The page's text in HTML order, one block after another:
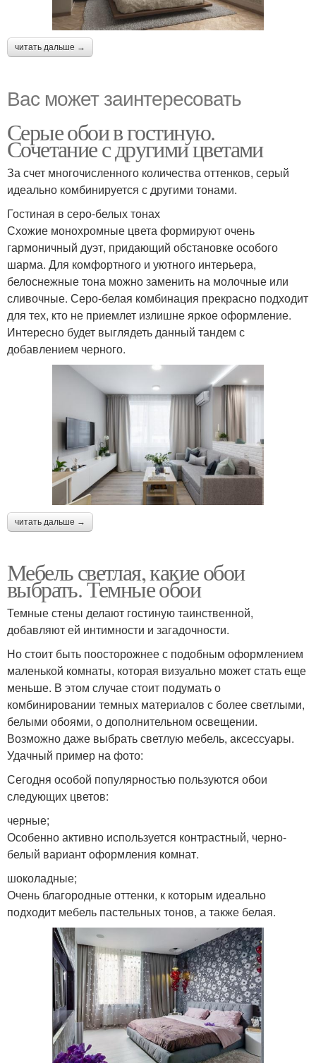
читать дальше →
Вас может заинтересовать
Серые обои в гостиную.
Сочетание с другими цветами
За счет многочисленного количества оттенков, серый
идеально комбинируется с другими тонами.
Гостиная в серо-белых тонах
Схожие монохромные цвета формируют очень
гармоничный дуэт, придающий обстановке особого
шарма. Для комфортного и уютного интерьера,
белоснежные тона можно заменить на молочные или
сливочные. Серо-белая комбинация прекрасно подходит
для тех, кто не приемлет излишне яркое оформление.
Интересно будет выглядеть данный тандем с
добавлением черного.
читать дальше →
Мебель светлая, какие обои
выбрать. Темные обои
Темные стены делают гостиную таинственной,
добавляют ей интимности и загадочности.
Но стоит быть поосторожнее с подобным оформлением
маленькой комнаты, которая визуально может стать еще
меньше. В этом случае стоит подумать о
комбинировании темных материалов с более светлыми,
белыми обоями, о дополнительном освещении.
Возможно даже выбрать светлую мебель, аксессуары.
Удачный пример на фото:
Сегодня особой популярностью пользуются обои
следующих цветов:
черные;
Особенно активно используется контрастный, черно-
белый вариант оформления комнат.
шоколадные;
Очень благородные оттенки, к которым идеально
подходит мебель пастельных тонов, а также белая.